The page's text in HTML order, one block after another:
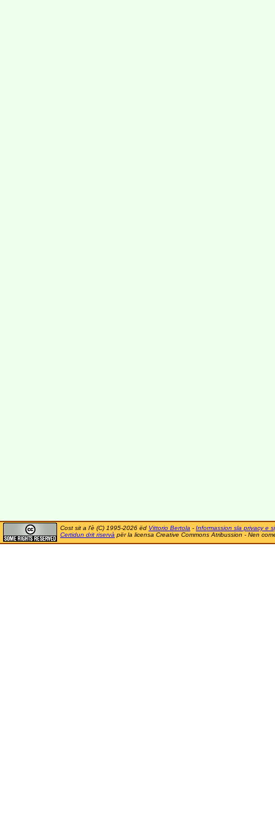
Cost sit a l'è (C) 1995-2026 ëd Vittorio Bertola - Informassion sla privacy e
Certidun drit riservà për la licensa Creative Commons Atribussion - Nen